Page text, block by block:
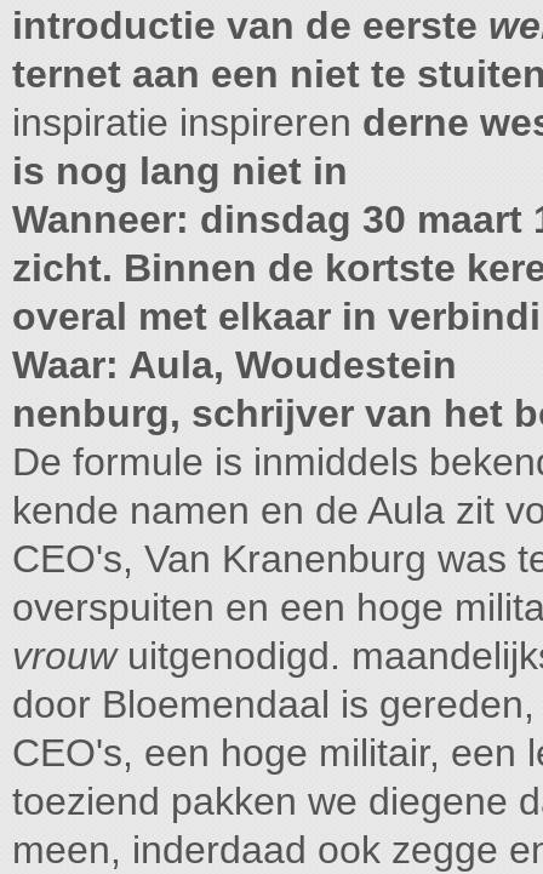
introductie van de eerste
ternet aan een niet te
inspiratie inspireren derne
is nog lang niet in
Wanneer: dinsdag 30 maart
zicht. Binnen de kortste
overal met elkaar in
Waar: Aula, Woudestein
nenburg, schrijver van het
De formule is inmiddels
kende namen en de Aula zit
CEO's, Van Kranenburg was
overspuiten en een hoge
vrouw uitgenodigd.
door Bloemendaal is
CEO's, een hoge militair, een
toeziend pakken we diegene
meen, inderdaad ook zegge